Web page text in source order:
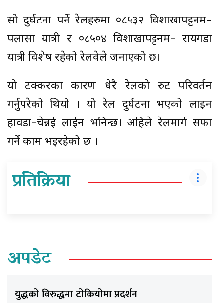
सो दुर्घटना पर्ने रेलहरुमा ०८५३२ विशाखापट्टनम–
पलासा यात्री र ०८५०४ विशाखापट्टनम– रायगडा
यात्री विशेष रहेको रेलवेले जनाएको छ।
यो टक्करका कारण धेरै रेलको रुट परिवर्तन
गर्नुपरेको थियो । यो रेल दुर्घटना भएको लाइन
हावडा–चेन्नई लाईन भनिन्छ। अहिले रेलमार्ग सफा
गर्ने काम भइरहेको छ ।
प्रतिक्रिया
अपडेट
युद्धको विरुद्धमा टोकियोमा प्रदर्शन